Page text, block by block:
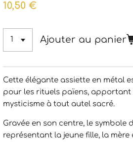
10,50 €
Ajouter au panier
Cette élégante assiette en métal
pour les rituels païens, apportant
mysticisme à tout autel sacré.
Gravée en son centre, le symbole
représentant la jeune fille, la mère